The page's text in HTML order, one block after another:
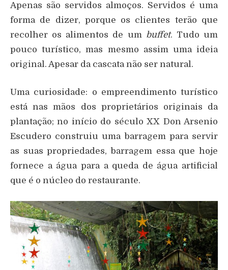
Apenas são servidos almoços. Servidos é uma
forma de dizer, porque os clientes terão que
recolher os alimentos de um buffet. Tudo um
pouco turístico, mas mesmo assim uma ideia
original. Apesar da cascata não ser natural.
Uma curiosidade: o empreendimento turístico
está nas mãos dos proprietários originais da
plantação; no início do século XX Don Arsenio
Escudero construiu uma barragem para servir
as suas propriedades, barragem essa que hoje
fornece a água para a queda de água artificial
que é o núcleo do restaurante.